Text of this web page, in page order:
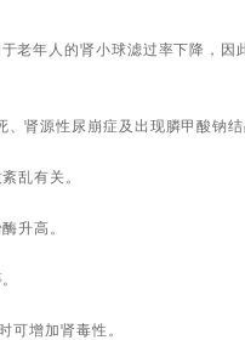
老年人的肾小球滤过率下降，因
肾源性尿崩症及出现膦甲酸钠结
乱有关。
升高。
可增加肾毒性。